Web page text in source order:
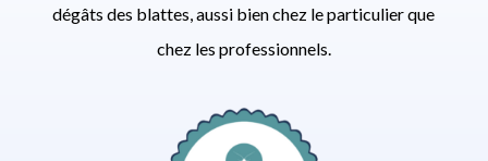
dégâts des blattes, aussi bien chez le particulier que
chez les professionnels.